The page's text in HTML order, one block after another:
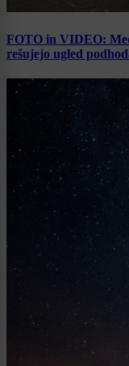
FOTO in VIDEO:
rešujejo ugled